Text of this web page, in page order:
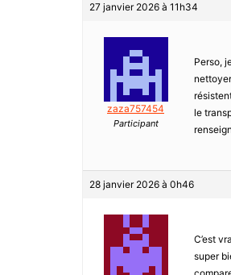
27 janvier 2026 à 11h34
zaza757454
Participant
Perso,
le
28 janvier 2026 à 0h46
C’est
super